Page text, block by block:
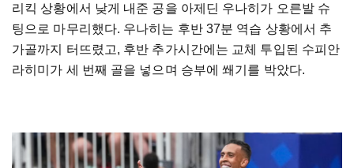
리킥 상황에서 낮게 내준 공을 아제딘 우나히가 오른발 슈
팅으로 마무리했다. 우나히는 후반 37분 역습 상황에서 추
가골까지 터뜨렸고, 후반 추가시간에는 교체 투입된 수피안
라히미가 세 번째 골을 넣으며 승부에 쐐기를 박았다.